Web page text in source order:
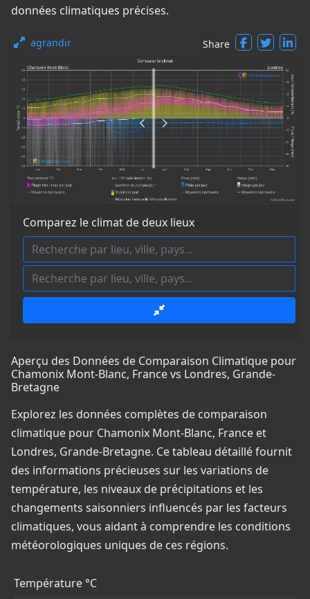
données climatiques précises.
agrandir Share
Comparez le climat de deux lieux
Aperçu des Données de Comparaison Climatique pour
Chamonix Mont-Blanc, France vs Londres, Grande-
Bretagne
Explorez les données complètes de comparaison
climatique pour Chamonix Mont-Blanc, France et
Londres, Grande-Bretagne. Ce tableau détaillé fournit
des informations précieuses sur les variations de
température, les niveaux de précipitations et les
changements saisonniers influencés par les facteurs
climatiques, vous aidant à comprendre les conditions
météorologiques uniques de ces régions.
Température °C